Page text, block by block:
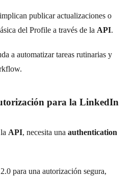
publicar actualizaciones o
del Profile a través de la API.
a automatizar tareas rutinarias y
para la LinkedIn
API, necesita una authentication
para una autorización segura,